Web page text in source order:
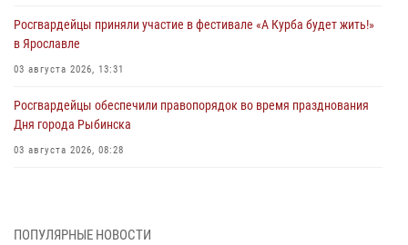
Росгвардейцы приняли участие в фестивале «А Курба будет жить!»
в Ярославле
03 августа 2026, 13:31
Росгвардейцы обеспечили правопорядок во время празднования
Дня города Рыбинска
03 августа 2026, 08:28
03 августа 2026, 07:24
ПОПУЛЯРНЫЕ НОВОСТИ